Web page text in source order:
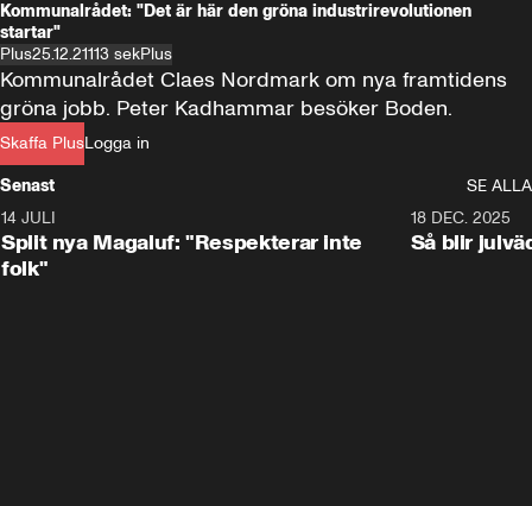
Kommunalrådet: "Det är här den gröna industrirevolutionen
startar"
Plus25.12.21113 sekPlus
Skaffa PlusLogga in
Kommunalrådet Claes Nordmark om nya framtidens
gröna jobb. Peter Kadhammar besöker Boden.
Senast
SE ALLA
14 JULI
Split nya Magaluf: "Respekterar inte
folk"
18 DEC. 2025
Så blir